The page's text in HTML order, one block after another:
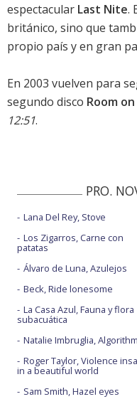
espectacular Last Nite.
británico, sino que
propio país y en gran
En 2003 vuelven para
segundo disco Room
12:51.
PRO.
Lana Del Rey, Stove
Los Zigarros, Carne con
patatas
Álvaro de Luna, Azulejos
Beck, Ride lonesome
La Casa Azul, Fauna y flora
subacuática
Natalie Imbruglia, Algorithm
Roger Taylor, Violence
in a beautiful world
Sam Smith, Hazel eyes